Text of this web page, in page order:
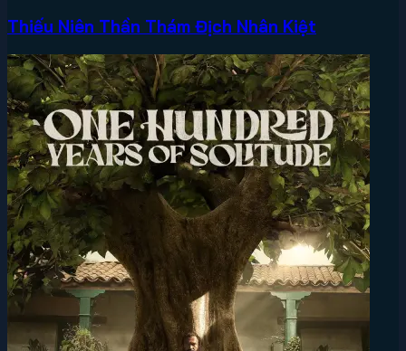
Thiếu Niên Thần Thám Địch Nhân Kiệt